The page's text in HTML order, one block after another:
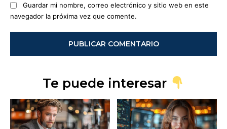
Guardar mi nombre, correo electrónico y sitio web en este
navegador la próxima vez que comente.
Te puede interesar